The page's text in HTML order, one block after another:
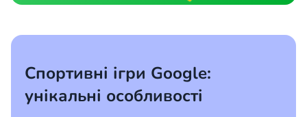
Спортивні ігри Google:
унікальні особливості